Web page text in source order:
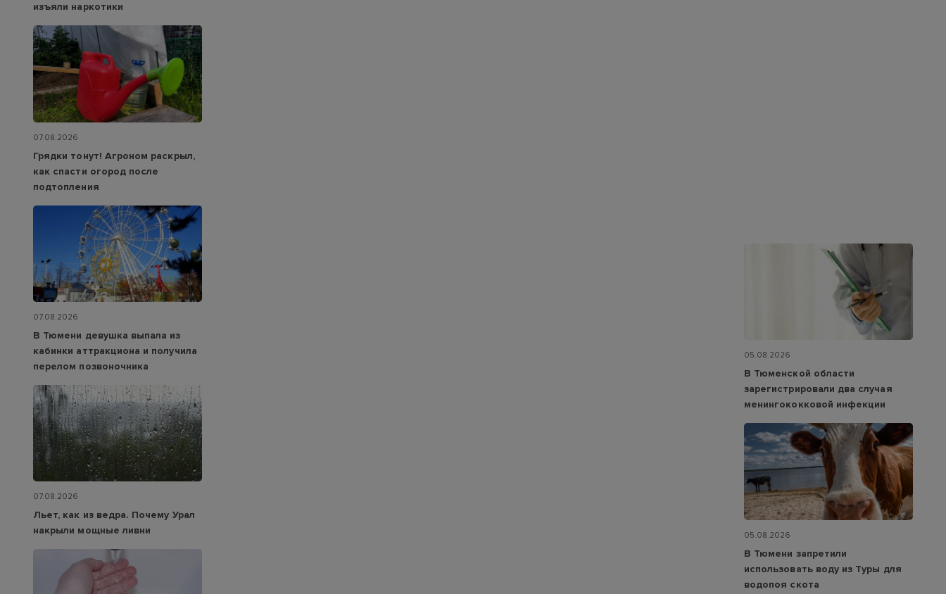
изъяли наркотики
07.08.2026
Грядки тонут! Агроном раскрыл,
как спасти огород после
подтопления
07.08.2026
В Тюмени девушка выпала из
кабинки аттракциона и получила
перелом позвоночника
07.08.2026
Льет, как из ведра. Почему Урал
накрыли мощные ливни
05.08.2026
В Тюменской области
зарегистрировали два случая
менингококковой инфекции
05.08.2026
В Тюмени запретили
использовать воду из Туры для
водопоя скота